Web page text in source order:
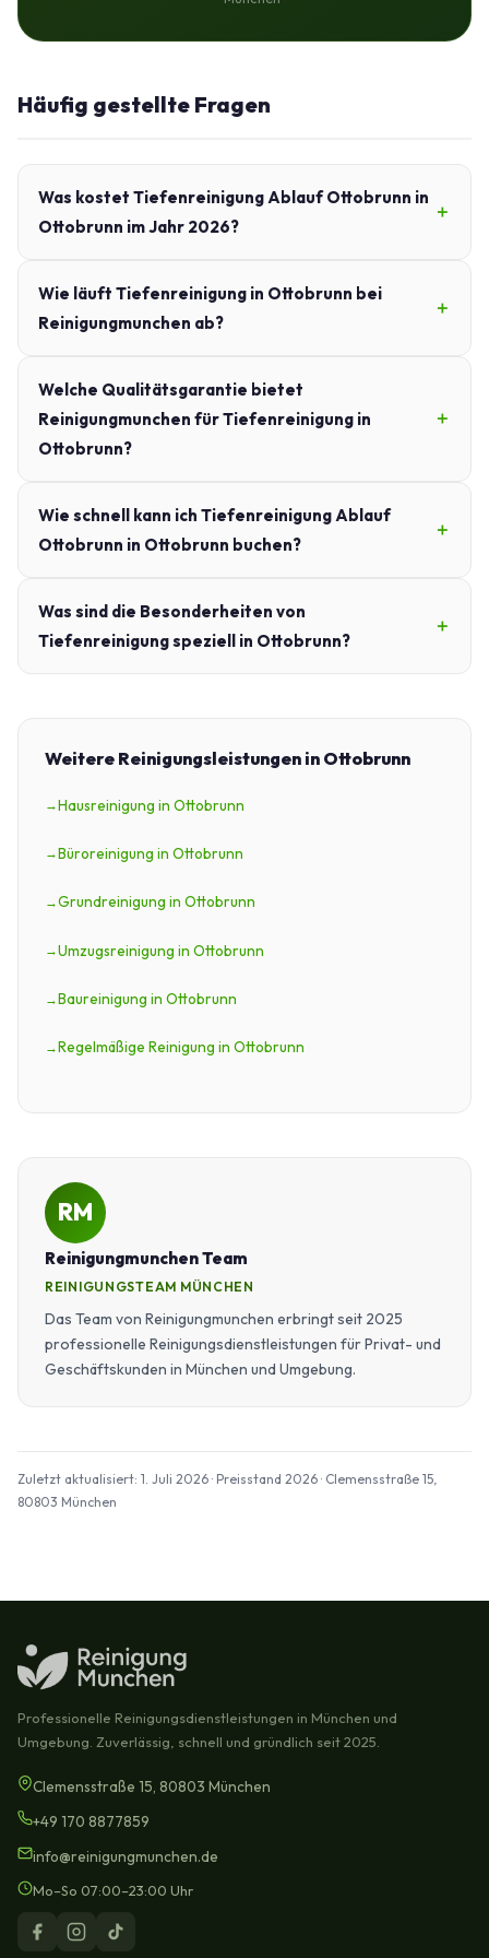
Häufig gestellte Fragen
Was kostet Tiefenreinigung Ablauf Ottobrunn in
Ottobrunn im Jahr 2026?
Wie läuft Tiefenreinigung in Ottobrunn bei
Reinigungmunchen ab?
Welche Qualitätsgarantie bietet
Reinigungmunchen für Tiefenreinigung in
Ottobrunn?
Wie schnell kann ich Tiefenreinigung Ablauf
Ottobrunn in Ottobrunn buchen?
Was sind die Besonderheiten von
Tiefenreinigung speziell in Ottobrunn?
Weitere Reinigungsleistungen in Ottobrunn
Hausreinigung in Ottobrunn
Büroreinigung in Ottobrunn
Grundreinigung in Ottobrunn
Umzugsreinigung in Ottobrunn
Baureinigung in Ottobrunn
Regelmäßige Reinigung in Ottobrunn
RM
Reinigungmunchen Team
REINIGUNGSTEAM MÜNCHEN
Das Team von Reinigungmunchen erbringt seit 2025
professionelle Reinigungsdienstleistungen für Privat- und
Geschäftskunden in München und Umgebung.
Zuletzt aktualisiert: 1. Juli 2026 · Preisstand 2026 · Clemensstraße 15,
80803 München
Professionelle Reinigungsdienstleistungen in München und
Umgebung. Zuverlässig, schnell und gründlich seit 2025.
Clemensstraße 15, 80803 München
+49 170 8877859
info@reinigungmunchen.de
Mo–So 07:00–23:00 Uhr